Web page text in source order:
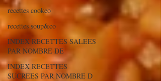
recettes cookeo
recettes soup&co
INDEX RECETTES SALEES
PAR NOMBRE DE
INDEX RECETTES
SUCREES PAR NOMBRE D